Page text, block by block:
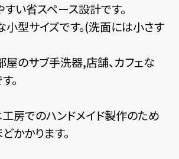
い省スペース設計です。
型サイズです。(洗面には小さす
屋のサブ手洗器,店舗、カフェな
。
房でのハンドメイド製作のため
かかります。